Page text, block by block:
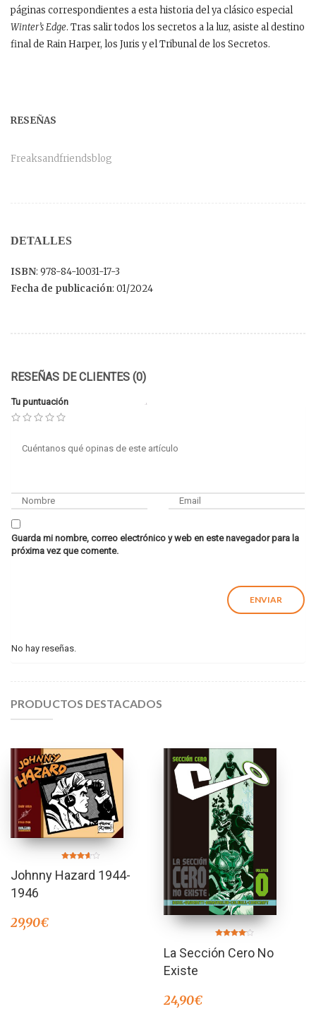
páginas correspondientes a esta historia del ya clásico especial
Winter’s Edge. Tras salir todos los secretos a la luz, asiste al destino
final de Rain Harper, los Juris y el Tribunal de los Secretos.
RESEÑAS
Freaksandfriendsblog
DETALLES
ISBN: 978-84-10031-17-3
Fecha de publicación: 01/2024
RESEÑAS DE CLIENTES (0)
Tu puntuación
Guarda mi nombre, correo electrónico y web en este navegador para la
próxima vez que comente.
No hay reseñas.
PRODUCTOS DESTACADOS
en
3.50
Johnny Hazard 1944-
1946
29,90€
en
4.00
La Sección Cero No
Existe
24,90€